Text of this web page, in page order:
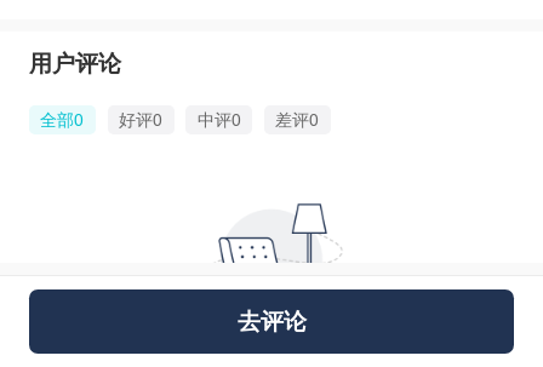
用户评论
全部0 好评0 中评0 差评0
去评论